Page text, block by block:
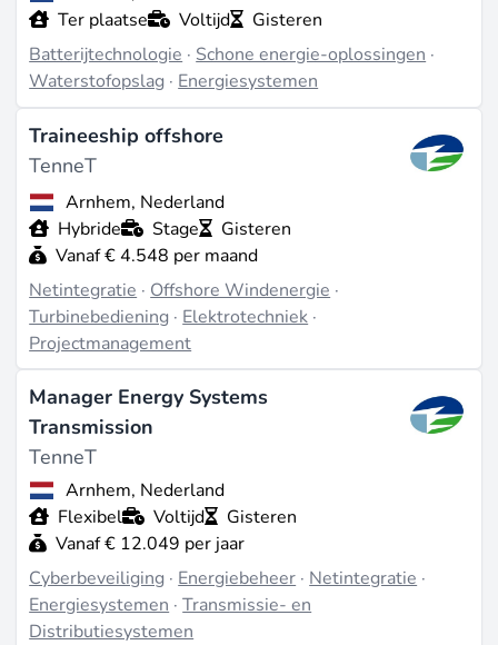
Ter plaatse
Voltijd
Gisteren
Batterijtechnologie · Schone energie-oplossingen ·
Waterstofopslag · Energiesystemen
Traineeship offshore
TenneT
Arnhem, Nederland
Hybride
Stage
Gisteren
Vanaf € 4.548 per maand
Netintegratie · Offshore Windenergie ·
Turbinebediening · Elektrotechniek ·
Projectmanagement
Manager Energy Systems
Transmission
TenneT
Arnhem, Nederland
Flexibel
Voltijd
Gisteren
Vanaf € 12.049 per jaar
Cyberbeveiliging · Energiebeheer · Netintegratie ·
Energiesystemen ·Transmissie- en
Distributiesystemen